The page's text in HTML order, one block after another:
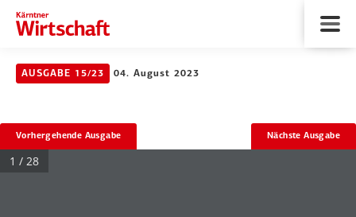
AUSGABE 15/23 04. August 2023
Vorhergehende Ausgabe Nächste Ausgabe
1 / 28